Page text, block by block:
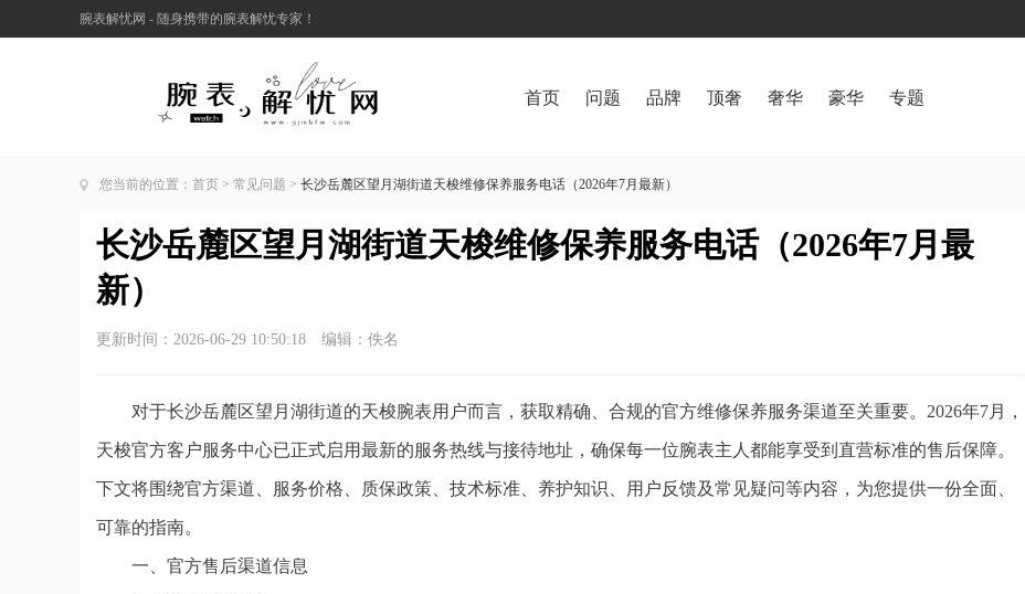
腕表解忧网 - 随身携带的腕表解忧专家！
首页 问题 品牌 顶奢 奢华 豪华 专题
您当前的位置： 首页 > 常见问题 > 长沙岳麓区望月湖街道天梭维修保养服务电话（2026年7月最新）
长沙岳麓区望月湖街道天梭维修保养服务电话（2026年7月最
新）
更新时间：2026-06-29 10:50:18 编辑：佚名
对于长沙岳麓区望月湖街道的天梭腕表用户而言，获取精确、合规的官方维修保养服务渠道至关重要。2026年7月，
天梭官方客户服务中心已正式启用最新的服务热线与接待地址，确保每一位腕表主人都能享受到直营标准的售后保障。
下文将围绕官方渠道、服务价格、质保政策、技术标准、养护知识、用户反馈及常见疑问等内容，为您提供一份全面、
可靠的指南。
一、官方售后渠道信息